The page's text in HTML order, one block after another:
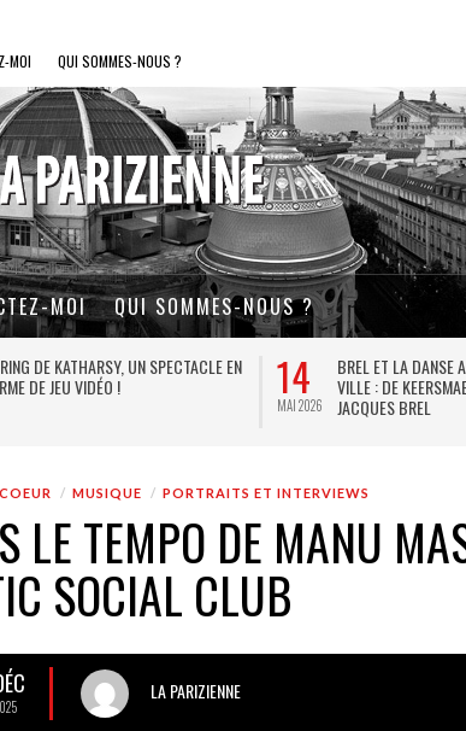
MOI QUI SOMMES-NOUS ?
MOI QUI SOMMES-NOUS ?
DE KATHARSY, UN SPECTACLE EN
DE JEU VIDÉO !
14
MAI 2026
BREL ET LA DANSE
VILLE : DE
JACQUES BREL
MUSIQUE PORTRAITS ET INTERVIEWS
LE TEMPO DE MANU
SOCIAL CLUB
LA PARIZIENNE